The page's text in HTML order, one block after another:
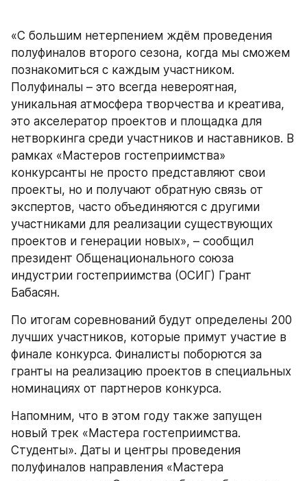
«С большим нетерпением ждём проведения
полуфиналов второго сезона, когда мы сможем
познакомиться с каждым участником.
Полуфиналы – это всегда невероятная,
уникальная атмосфера творчества и креатива,
это акселератор проектов и площадка для
нетворкинга среди участников и наставников. В
рамках «Мастеров гостеприимства»
конкурсанты не просто представляют свои
проекты, но и получают обратную связь от
экспертов, часто объединяются с другими
участниками для реализации существующих
проектов и генерации новых», – сообщил
президент Общенационального союза
индустрии гостеприимства (ОСИГ) Грант
Бабасян.
По итогам соревнований будут определены 200
лучших участников, которые примут участие в
финале конкурса. Финалисты поборются за
гранты на реализацию проектов в специальных
номинациях от партнеров конкурса.
Напомним, что в этом году также запущен
новый трек «Мастера гостеприимства.
Студенты». Даты и центры проведения
полуфиналов направления «Мастера